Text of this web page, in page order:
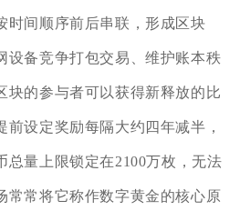
时间顺序前后串联，形成区块
设备竞争打包交易、维护账本秩
块的参与者可以获得新释放的比
前设定奖励每隔大约四年减半，
总量上限锁定在2100万枚，无法
常常将它称作数字黄金的核心原